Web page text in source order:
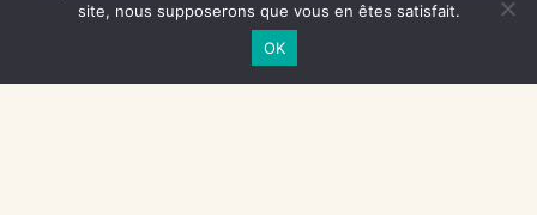
NOS SOUTIENS
CENTRE NATIONAL DU LIVRE
site, nous supposerons que vous en êtes satisfait.
OK